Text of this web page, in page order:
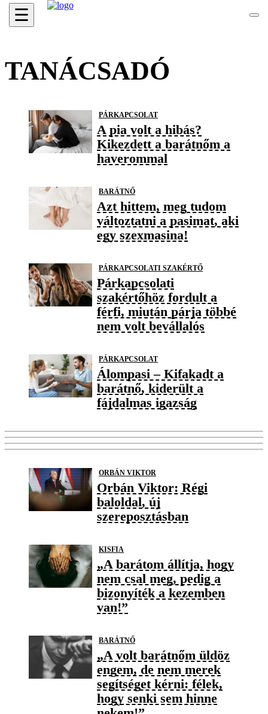
☰
TANÁCSADÓ
PÁRKAPCSOLAT
A pia volt a hibás?
Kikezdett a barátnőm a
haverommal
BARÁTNŐ
Azt hittem, meg tudom
változtatni a pasimat, aki
egy szexmasina!
PÁRKAPCSOLATI SZAKÉRTŐ
Párkapcsolati
szakértőhöz fordult a
férfi, miután párja többé
nem volt bevállalós
PÁRKAPCSOLAT
Álompasi – Kifakadt a
barátnő, kiderült a
fájdalmas igazság
ORBÁN VIKTOR
Orbán Viktor: Régi
baloldal, új
szereposztásban
KISFIA
„A barátom állítja, hogy
nem csal meg, pedig a
bizonyíték a kezemben
van!”
BARÁTNŐ
„A volt barátnőm üldöz
engem, de nem merek
segítséget kérni: félek,
hogy senki sem hinne